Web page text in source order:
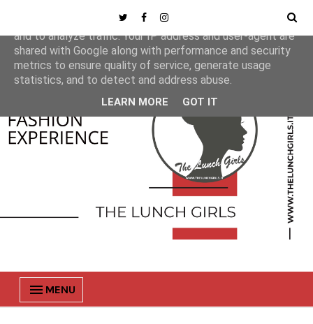
MENU
This site uses cookies from Google to deliver its services
and to analyze traffic. Your IP address and user-agent are
shared with Google along with performance and security
metrics to ensure quality of service, generate usage
statistics, and to detect and address abuse.
LEARN MORE GOT IT